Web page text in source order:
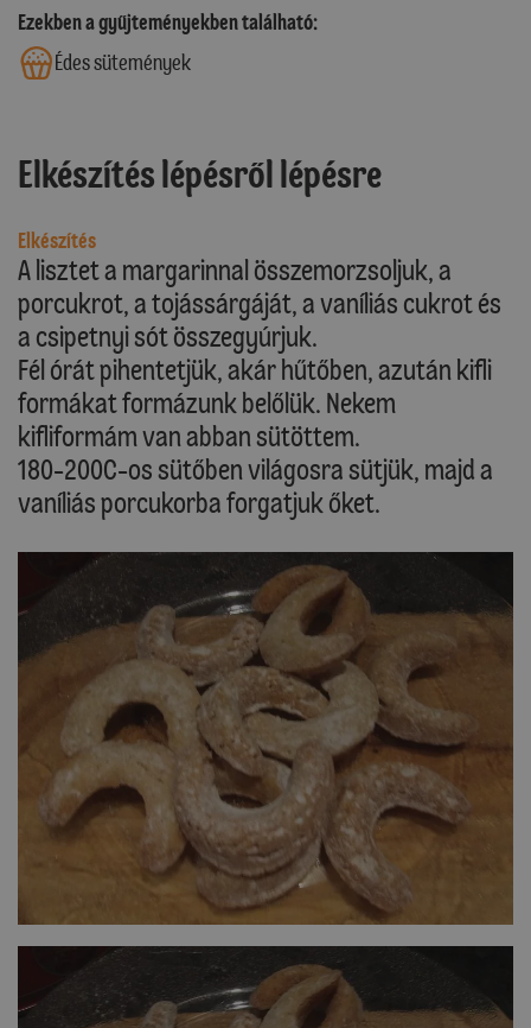
Ezekben a gyűjteményekben található:
Édes sütemények
Elkészítés lépésről lépésre
Elkészítés
A lisztet a margarinnal összemorzsoljuk, a
porcukrot, a tojássárgáját, a vaníliás cukrot és
a csipetnyi sót összegyúrjuk.
Fél órát pihentetjük, akár hűtőben, azután kifli
formákat formázunk belőlük. Nekem
kifliformám van abban sütöttem.
180-200C-os sütőben világosra sütjük, majd a
vaníliás porcukorba forgatjuk őket.